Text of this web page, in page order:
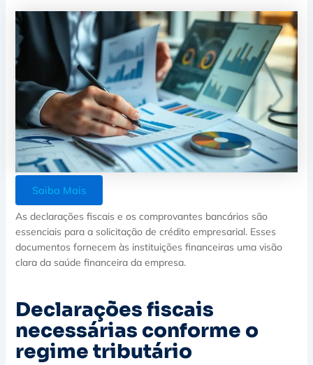
Saiba Mais
As declarações fiscais e os comprovantes bancários são
essenciais para a solicitação de crédito empresarial. Esses
documentos fornecem às instituições financeiras uma visão
clara da saúde financeira da empresa.
Declarações fiscais
necessárias conforme o
regime tributário